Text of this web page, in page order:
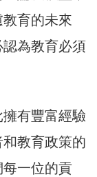
育的未來
為教育必須
有豐富經驗
教育政策的
一位的貢